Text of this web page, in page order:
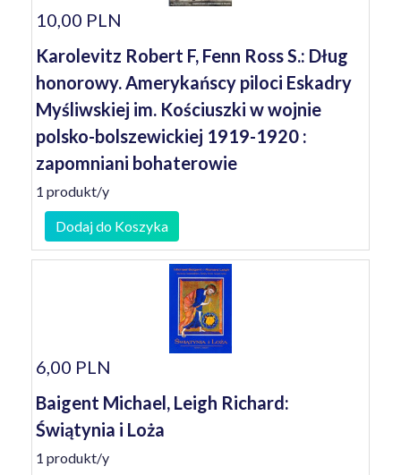
10,00 PLN
Karolevitz Robert F, Fenn Ross S.: Dług
honorowy. Amerykańscy piloci Eskadry
Myśliwskiej im. Kościuszki w wojnie
polsko-bolszewickiej 1919-1920 :
zapomniani bohaterowie
1 produkt/y
Dodaj do Koszyka
6,00 PLN
Baigent Michael, Leigh Richard:
Świątynia i Loża
1 produkt/y